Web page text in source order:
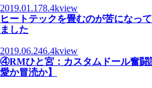
2019.01.178.4kview
ヒートテックを畳むのが苦になっ
ました
2019.06.246.4kview
④RMひと宮：カスタムドール奮闘
愛か冒涜か】